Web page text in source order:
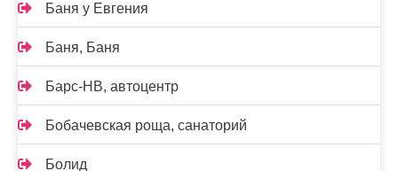
Баня у Евгения
Баня, Баня
Барс-НВ, автоцентр
Бобачевская роща, санаторий
Болид